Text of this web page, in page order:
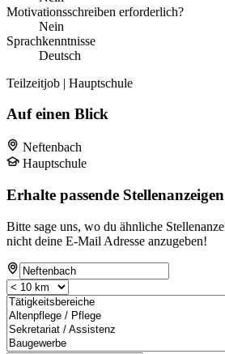
Motivationsschreiben erforderlich?
Nein
Sprachkenntnisse
Deutsch
Teilzeitjob | Hauptschule
Auf einen Blick
Neftenbach
Hauptschule
Erhalte passende
Bitte sage uns, wo du ähnliche
nicht deine E-Mail Adresse anzugeben!